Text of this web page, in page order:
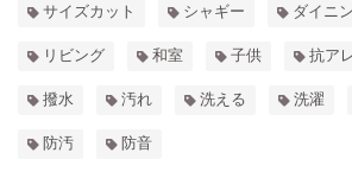
サイズカット シャギー ダイニ
リビング 和室 子供 抗ア
撥水 汚れ 洗える 洗濯
防汚 防音